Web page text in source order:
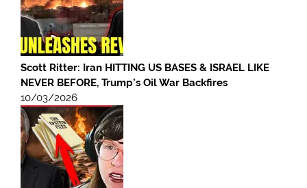
Scott Ritter: Iran HITTING US BASES & ISRAEL LIKE
NEVER BEFORE, Trump’s Oil War Backfires
10/03/2026